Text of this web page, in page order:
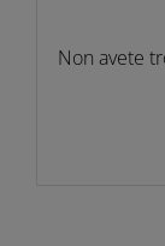
Non avete